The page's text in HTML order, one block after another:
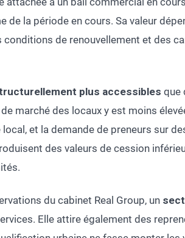
de la période en cours. Sa valeur
conditions de renouvellement et des
plus accessibles que
marché des locaux y est moins
et la demande de preneurs sur
des valeurs de cession
du cabinet Real Group, un
Elle attire également des